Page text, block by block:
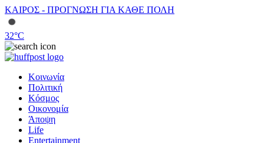
ΚΑΙΡΟΣ - ΠΡΟΓΝΩΣΗ ΓΙΑ ΚΑΘΕ ΠΟΛΗ
32°C
Κοινωνία
Πολιτική
Κόσμος
Οικονομία
Άποψη
Life
Entertainment